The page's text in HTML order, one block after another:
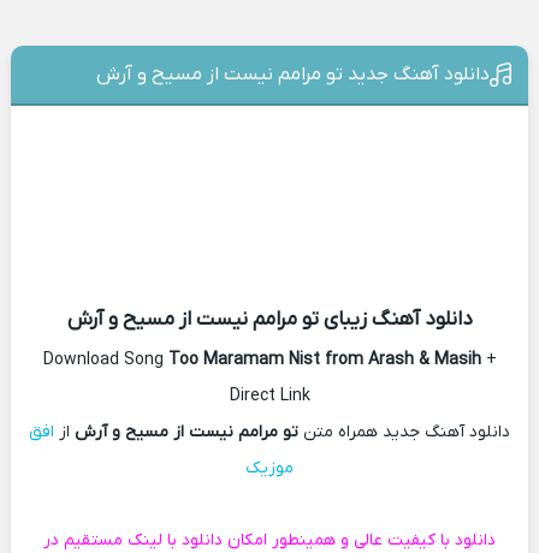
دانلود آهنگ جدید تو مرامم نیست از مسیح و آرش
دانلود آهنگ زیبای تو مرامم نیست از مسیح و آرش
Download Song Too Maramam Nist from Arash & Masih+
Direct Link
دانلود آهنگ جدید همراه متن تو مرامم نیست از مسیح و آرش از افق
موزیک
دانلود با کیفیت عالی و همینطور امکان دانلود با لینک مستقیم در